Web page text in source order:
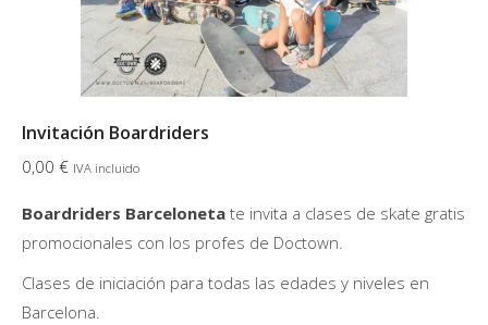
la
página
de
producto
Invitación Boardriders
0,00 € IVA incluido
Boardriders Barceloneta te invita a clases de skate gratis
promocionales con los profes de Doctown.
Clases de iniciación para todas las edades y niveles en
Barcelona.